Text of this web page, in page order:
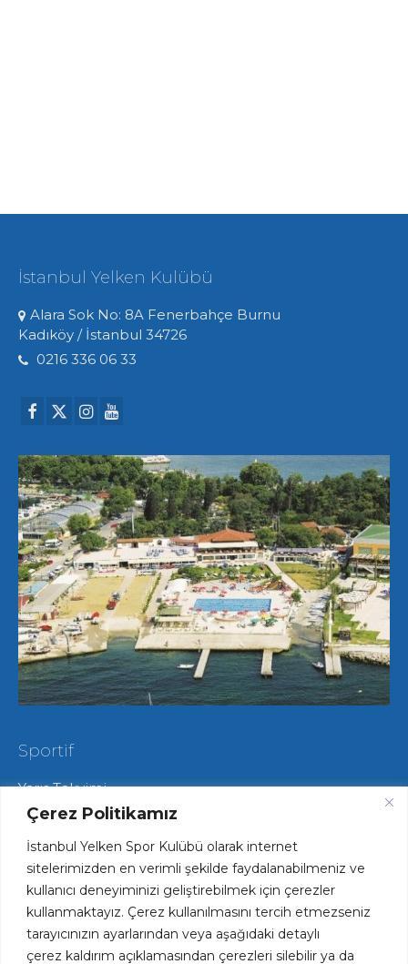
Çerez Politikamız
İstanbul Yelken Spor Kulübü olarak internet
sitelerimizden en verimli şekilde faydalanabilmeniz ve
kullanıcı deneyiminizi geliştirebilmek için çerezler
kullanmaktayız. Çerez kullanılmasını tercih etmezseniz
tarayıcınızın ayarlarından veya aşağıdaki detaylı
çerez kaldırım açıklamasından çerezleri silebilir ya da
İstanbul Yelken Kulübü
Alara Sok No: 8A Fenerbahçe Burnu
Kadıköy / İstanbul 34726
0216 336 06 33
Sportif
Yarış Takvimi
Hareketli Salma Yarışları
Yat Yarışları
Radyo Yelken Yarışları
Lisans ve Vize İşlemleri
Tekne Park ve Çekek Hizmetlerimiz
Hızlı Erişim